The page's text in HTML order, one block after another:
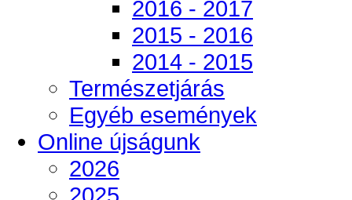
2016 - 2017
2015 - 2016
2014 - 2015
Természetjárás
Egyéb események
Online újságunk
2026